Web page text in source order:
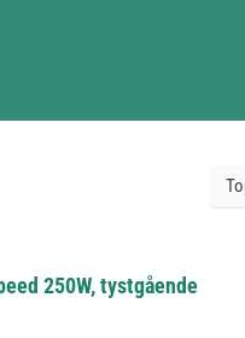
250W, tystgående